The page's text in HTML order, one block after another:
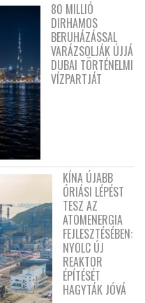
80 MILLIÓ
DIRHAMOS
BERUHÁZÁSSAL
VARÁZSOLJÁK ÚJJÁ
DUBAI TÖRTÉNELMI
VÍZPARTJÁT
KÍNA ÚJABB
ÓRIÁSI LÉPÉST
TESZ AZ
ATOMENERGIA
FEJLESZTÉSÉBEN:
NYOLC ÚJ
REAKTOR
ÉPÍTÉSÉT
HAGYTÁK JÓVÁ